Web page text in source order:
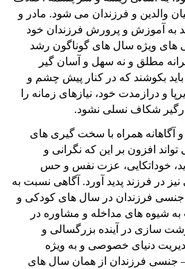
والدین و فرزندان می شود. مادر و
به آموزش و پرورش فرزندان خود
های ویژه سال های گوناگون رشد
مطلق و نه سهل و آسان گیر
بکوشند که در کنار پیش چشم و
و درازمدت خود، نیازهای زمانه را
درگیر شکاف نسلی نشود.
و آگاهانه همراه با سخت گیری های
تواند افزون بر این که نگرانی و
خوداتکایی، عزت نفس و حس
در فرزند پدید آورد. آگاهی نسبت به
فرزندان در سال های کودکی و
شیوه های مداخله و مشاوره در
سازی در آینده بزرگسالی و
دنیای خصوصی و به ویژه
جنسی فرزندان از همان سال های